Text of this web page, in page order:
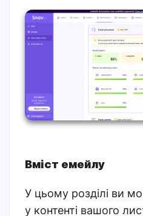
Вміст емейлу
У цьому розділі ви
у контенті вашого